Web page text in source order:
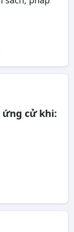
ứng cử khi: